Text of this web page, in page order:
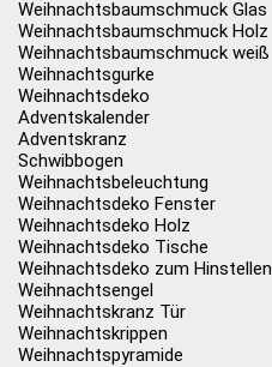
Weihnachtsbaumschmuck Glas
Weihnachtsbaumschmuck Holz
Weihnachtsbaumschmuck weiß
Weihnachtsgurke
Weihnachtsdeko
Adventskalender
Adventskranz
Schwibbogen
Weihnachtsbeleuchtung
Weihnachtsdeko Fenster
Weihnachtsdeko Holz
Weihnachtsdeko Tische
Weihnachtsdeko zum Hinstellen
Weihnachtsengel
Weihnachtskranz Tür
Weihnachtskrippen
Weihnachtspyramide